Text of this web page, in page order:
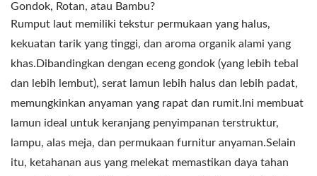
Gondok, Rotan, atau Bambu?
Rumput laut memiliki tekstur permukaan yang halus,
kekuatan tarik yang tinggi, dan aroma organik alami yang
khas.Dibandingkan dengan eceng gondok (yang lebih tebal
dan lebih lembut), serat lamun lebih halus dan lebih padat,
memungkinkan anyaman yang rapat dan rumit.Ini membuat
lamun ideal untuk keranjang penyimpanan terstruktur,
lampu, alas meja, dan permukaan furnitur anyaman.Selain
itu, ketahanan aus yang melekat memastikan daya tahan